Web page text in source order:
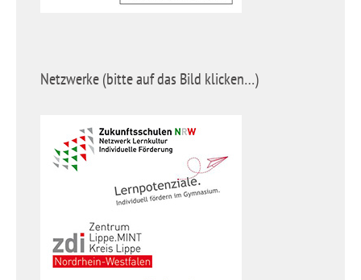
Netzwerke (bitte auf das Bild klicken…)